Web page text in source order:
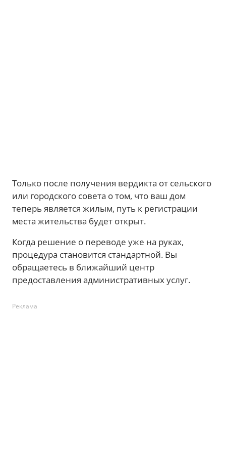
Только после получения вердикта от сельского
или городского совета о том, что ваш дом
теперь является жилым, путь к регистрации
места жительства будет открыт.
Когда решение о переводе уже на руках,
процедура становится стандартной. Вы
обращаетесь в ближайший центр
предоставления административных услуг.
Реклама